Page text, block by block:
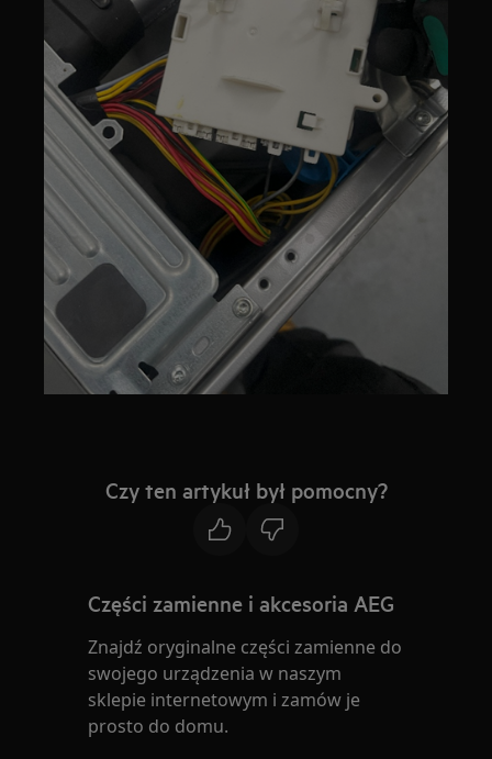
Czy ten artykuł był pomocny?
Części zamienne i akcesoria AEG
Znajdź oryginalne części zamienne do
swojego urządzenia w naszym
sklepie internetowym i zamów je
prosto do domu.